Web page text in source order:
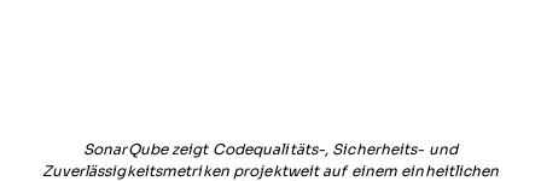
SonarQube zeigt Codequalitäts-, Sicherheits- und
Zuverlässigkeitsmetriken projektweit auf einem einheitlichen